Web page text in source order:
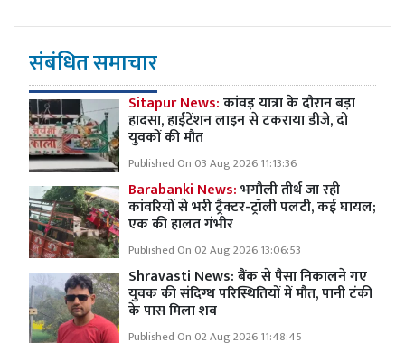
संबंधित समाचार
Sitapur News:कांवड़ यात्रा के दौरान बड़ा
हादसा, हाईटेंशन लाइन से टकराया डीजे, दो
युवकों की मौत
Published On 03 Aug 2026 11:13:36
Barabanki News:भगौली तीर्थ जा रही
कांवरियों से भरी ट्रैक्टर-ट्रॉली पलटी, कई घायल;
एक की हालत गंभीर
Published On 02 Aug 2026 13:06:53
Shravasti News: बैंक से पैसा निकालने गए
युवक की संदिग्ध परिस्थितियों में मौत, पानी टंकी
के पास मिला शव
Published On 02 Aug 2026 11:48:45